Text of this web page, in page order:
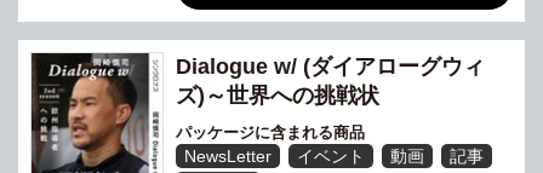
Dialogue w/ (ダイアローグウィ
ズ)～世界への挑戦状
パッケージに含まれる商品
NewsLetter イベント 動画
記事